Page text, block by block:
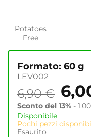
Potatoes
Free
Formato: 60 g
LEV002
6,90€
Sconto del 13% - 1,00
Disponibile
Pochi pezzi
Esaurito